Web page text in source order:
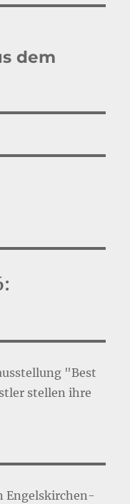
dem
"Best
stellen ihre
Engelskirchen-